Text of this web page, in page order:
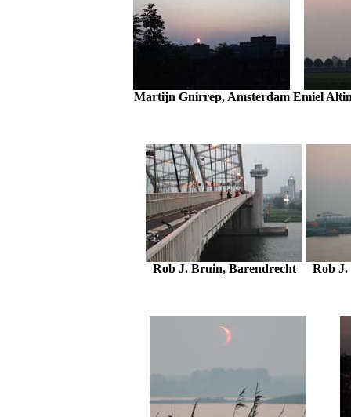
Martijn Gnirrep, Amsterdam Emiel
Rob J. Bruin, Barendrecht Rob